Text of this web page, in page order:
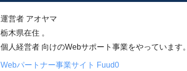
運営者 アオヤマ
栃木県在住 。
個人経営者 向けのWebサポート事業をやっています。
Webパートナー事業サイト Fuud0